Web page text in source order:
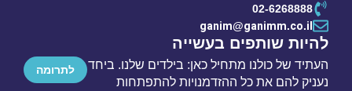
02-6268888
ganim@ganimm.co.il
להיות שותפים בעשייה
העתיד של כולנו מתחיל כאן: בילדים שלנו. ביחד
נעניק להם את כל ההזדמנויות להתפתחות
לתרומה